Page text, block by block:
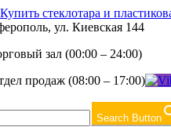
ул. Киевская 144
зал (00:00 – 24:00)
продаж (08:00 – 17:00)
Search Button